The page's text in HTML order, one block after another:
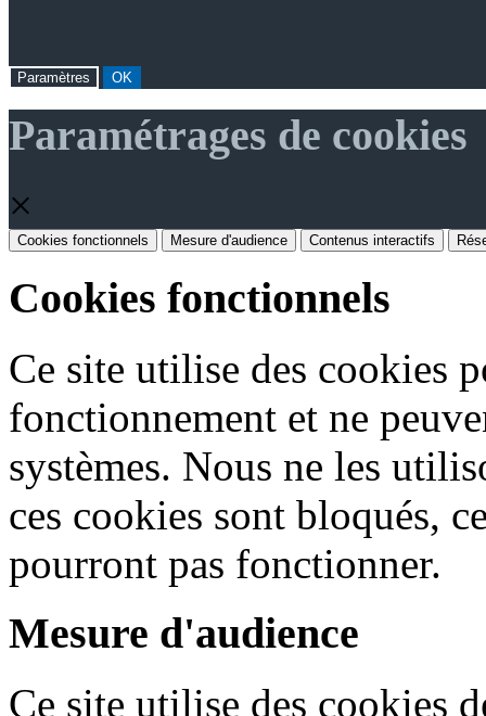
Paramètres OK
Paramétrages de cookies
×
Cookies fonctionnels Mesure d'audience Contenus interactifs
Cookies fonctionnels
Ce site utilise des cookies
fonctionnement et ne
systèmes. Nous ne les
ces cookies sont bloqués,
pourront pas fonctionner.
Mesure d'audience
Ce site utilise des cookies